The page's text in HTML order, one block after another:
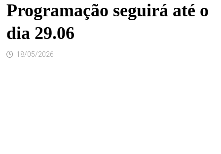
Programação seguirá até o
dia 29.06
18/05/2026